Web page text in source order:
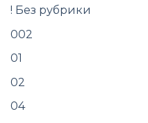
! Без рубрики
002
01
02
04